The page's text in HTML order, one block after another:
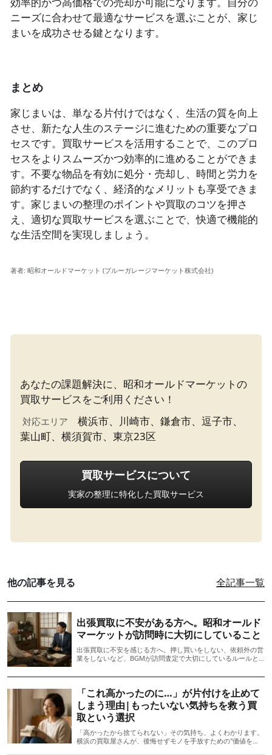
ニーズに合わせて最適なサービスを選ぶことが、家じ
まいを成功させる鍵となります。
まとめ
家じまいは、単なる片付けではなく、生活の質を向上
させ、新たな人生のステージに進むための重要なプロ
セスです。買取サービスを活用することで、このプロ
セスをよりスムーズかつ効率的に進めることができま
す。不要な物品を有効に処分・売却し、時間と労力を
節約するだけでなく、経済的なメリットも享受できま
す。家じまいの整理のポイントや買取のコツを押さ
え、適切な買取サービスを選ぶことで、快適で機能的
な生活空間を実現しましょう。
著者: 昭和オールドマーケット (ブルーガレージマーケット株式会社)
あなたの課題解決に、昭和オールドマーケットの
対応エリア
横浜市、川崎市、鎌倉市、逗子市、
葉山町、横須賀市、東京23区
買取サービスについて
実家の整理に特化した買取サービス
他の記事を見る 全記事一覧
出張買取に不安がある方へ。昭和オールド
マーケットが訪問時に大切にしていること
出張買取に不安を感じる方へ。押し買いをしない、依頼外の営
業をしないなど、BGMが訪問査定で大切にしているルールと
る」という選択肢を提示します。
「これ高かったのに…」が片付けを止めて
しまう理由|もったいない気持ちを救う買
取という選択
「高かったから捨てられない」その気持ち、よくわかります。
横浜の買取屋さんが、後悔せずモノを手放すための"価値を活